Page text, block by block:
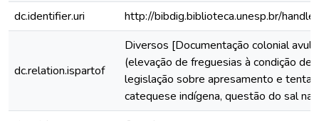
dc.identifier.uri
http://bibdig.biblioteca.unesp.br/
dc.relation.ispartof
Diversos [Documentação colonial
(elevação de freguesias à condição de
legislação sobre apresamento e
catequese indígena, questão do sal na